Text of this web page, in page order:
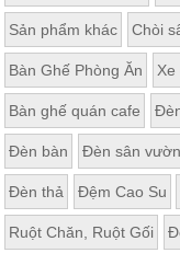
Sản phẩm khác Chòi
Bàn Ghế Phòng Ăn Xe
Bàn ghế quán cafe
Đèn bàn Đèn sân vườn
Đèn thả Đệm Cao Su
Ruột Chăn, Ruột Gối